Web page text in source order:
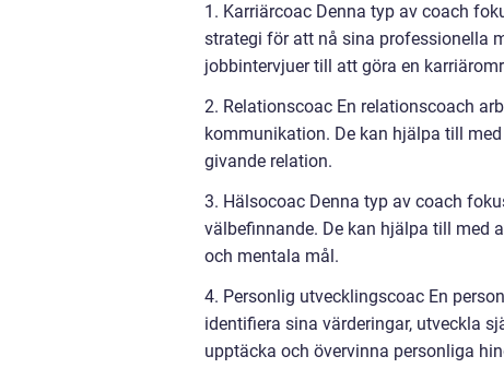
1. Karriärcoac Denna typ av coach
strategi för att nå sina professionella
jobbintervjuer till att göra en
2. Relationscoac En relationscoach
kommunikation. De kan hjälpa till
givande relation.
3. Hälsocoac Denna typ av coach
välbefinnande. De kan hjälpa till med
och mentala mål.
4. Personlig utvecklingscoac En
identifiera sina värderingar, utveckla
upptäcka och övervinna personliga